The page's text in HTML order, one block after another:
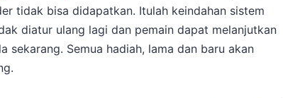
tidak bisa didapatkan. Itulah keindahan sistem
diatur ulang lagi dan pemain dapat melanjutkan
sekarang. Semua hadiah, lama dan baru akan